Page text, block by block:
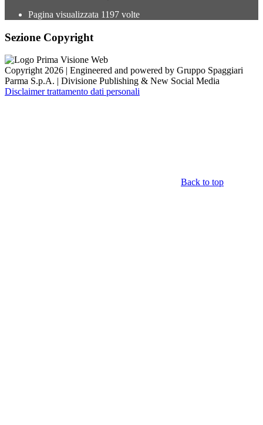
Pagina visualizzata 1197 volte
Sezione Copyright
Copyright 2026 | Engineered and powered by Gruppo Spaggiari
Parma S.p.A. | Divisione Publishing & New Social Media
Disclaimer trattamento dati personali
Back to top